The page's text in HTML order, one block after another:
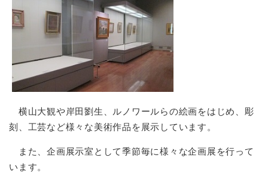
横山大観や岸田劉生、ルノワールらの絵画をはじめ、彫
刻、工芸など様々な美術作品を展示しています。
また、企画展示室として季節毎に様々な企画展を行って
います。